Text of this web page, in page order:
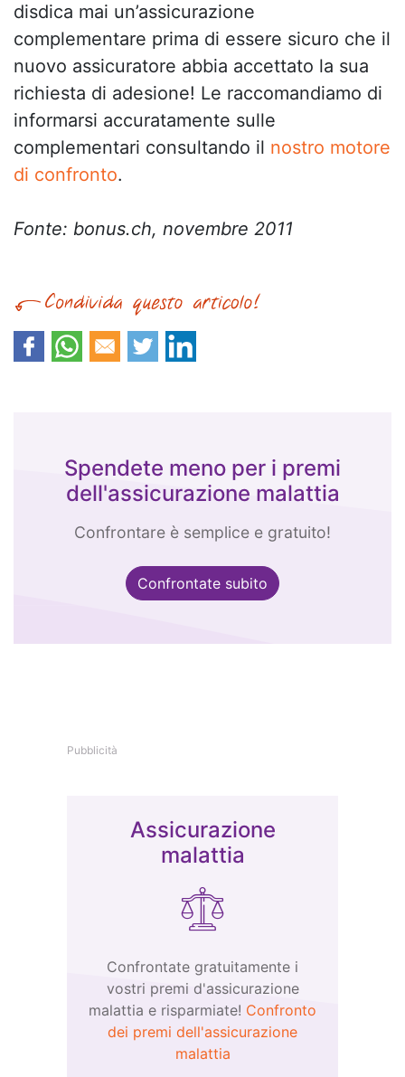
disdica mai un’assicurazione
complementare prima di essere sicuro che il
nuovo assicuratore abbia accettato la sua
richiesta di adesione! Le raccomandiamo di
informarsi accuratamente sulle
complementari consultando il nostro motore
di confronto.
Fonte: bonus.ch, novembre 2011
Spendete meno per i premi
dell'assicurazione malattia
Confrontare è semplice e gratuito!
Confrontate subito
Pubblicità
Assicurazione
malattia
Confrontate gratuitamente i
vostri premi d'assicurazione
malattia e risparmiate! Confronto
dei premi dell'assicurazione
malattia